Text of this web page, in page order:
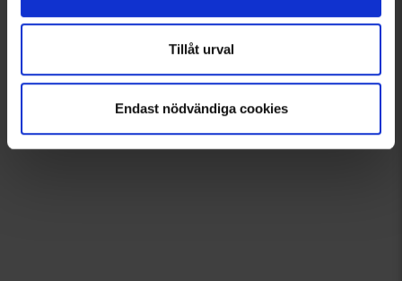
Tillåt urval
Endast nödvändiga cookies